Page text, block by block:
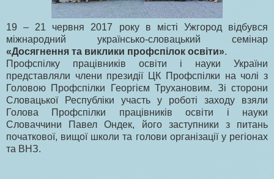
19 – 21 червня 2017 року в місті Ужгород відбувся
міжнародний українсько-словацький семінар
«Досягнення та виклики профспілок освіти».
Профспілку працівників освіти і науки України
представляли члени президії ЦК Профспілки на чолі з
Головою Профспілки Георгієм Трухановим. Зі сторони
Словацької Республіки участь у роботі заходу взяли
Голова Профспілки працівників освіти і науки
Словаччини Павел Ондек, його заступники з питань
початкової, вищої школи та голови організації у регіонах
та ВНЗ.